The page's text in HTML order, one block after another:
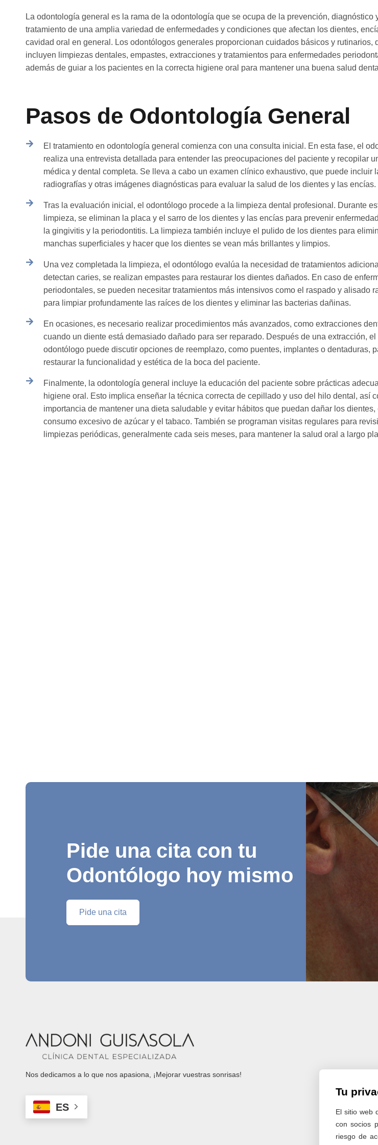
La odontología general es la rama de la odontología que se ocupa de la prevención, diagnóstico
tratamiento de una amplia variedad de enfermedades y condiciones que afectan los dientes,
cavidad oral en general. Los odontólogos generales proporcionan cuidados básicos y rutinarios,
incluyen limpiezas dentales, empastes, extracciones y tratamientos para enfermedades
además de guiar a los pacientes en la correcta higiene oral para mantener una buena salud
Pasos de Odontología General
El tratamiento en odontología general comienza con una consulta inicial. En esta fase, el
realiza una entrevista detallada para entender las preocupaciones del paciente y recopilar
médica y dental completa. Se lleva a cabo un examen clínico exhaustivo, que puede incluir
radiografías y otras imágenes diagnósticas para evaluar la salud de los dientes y las encías.
Tras la evaluación inicial, el odontólogo procede a la limpieza dental profesional. Durante
limpieza, se eliminan la placa y el sarro de los dientes y las encías para prevenir
la gingivitis y la periodontitis. La limpieza también incluye el pulido de los dientes para
manchas superficiales y hacer que los dientes se vean más brillantes y limpios.
Una vez completada la limpieza, el odontólogo evalúa la necesidad de tratamientos
detectan caries, se realizan empastes para restaurar los dientes dañados. En caso de
periodontales, se pueden necesitar tratamientos más intensivos como el raspado y alisado
para limpiar profundamente las raíces de los dientes y eliminar las bacterias dañinas.
En ocasiones, es necesario realizar procedimientos más avanzados, como extracciones
cuando un diente está demasiado dañado para ser reparado. Después de una extracción, el
odontólogo puede discutir opciones de reemplazo, como puentes, implantes o dentaduras,
restaurar la funcionalidad y estética de la boca del paciente.
Finalmente, la odontología general incluye la educación del paciente sobre prácticas
higiene oral. Esto implica enseñar la técnica correcta de cepillado y uso del hilo dental, así
importancia de mantener una dieta saludable y evitar hábitos que puedan dañar los dientes,
consumo excesivo de azúcar y el tabaco. También se programan visitas regulares para
limpiezas periódicas, generalmente cada seis meses, para mantener la salud oral a largo
Pide una cita con tu
Odontólogo hoy mismo
Pide una cita
Nos dedicamos a lo que nos apasiona, ¡Mejorar vuestras sonrisas!
ES
Tu
El sitio web
con socios
riesgo de